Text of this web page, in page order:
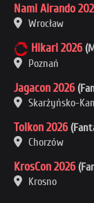
Nami Airando
Wrocław
Hikari 2026
Poznań
Jagacon 2026
Skarżyńsko-
Tolkon 2026
Chorzów
KrosCon 2026
Krosno